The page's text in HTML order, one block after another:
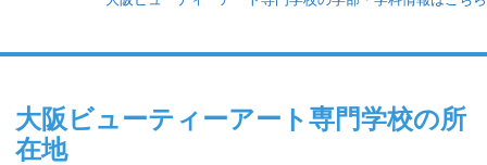
大阪ビューティーアート専門学校の所
在地